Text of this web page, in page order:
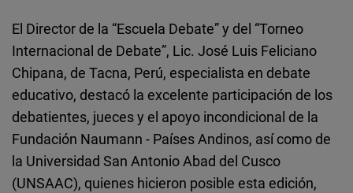
El Director de la “Escuela Debate” y del “Torneo
Internacional de Debate”, Lic. José Luis Feliciano
Chipana, de Tacna, Perú, especialista en debate
educativo, destacó la excelente participación de los
debatientes, jueces y el apoyo incondicional de la
Fundación Naumann - Países Andinos, así como de
la Universidad San Antonio Abad del Cusco
(UNSAAC), quienes hicieron posible esta edición,